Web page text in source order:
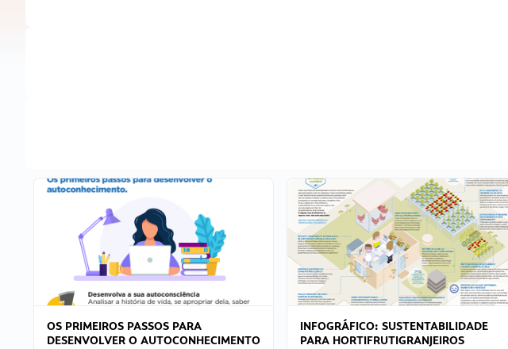
OS PRIMEIROS PASSOS PARA
DESENVOLVER O AUTOCONHECIMENTO
INFOGRÁFICO: SUSTENTABILIDADE
PARA HORTIFRUTIGRANJEIROS